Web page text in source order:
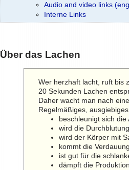
Audio and video links
Interne Links
Über das Lachen
Wer herzhaft lacht, ruft bis
20 Sekunden Lachen
Daher wacht man nach
Regelmäßiges,
beschleunigt sich die
wird die
wird der Körper mit
kommt die
ist gut für die
dämpft die